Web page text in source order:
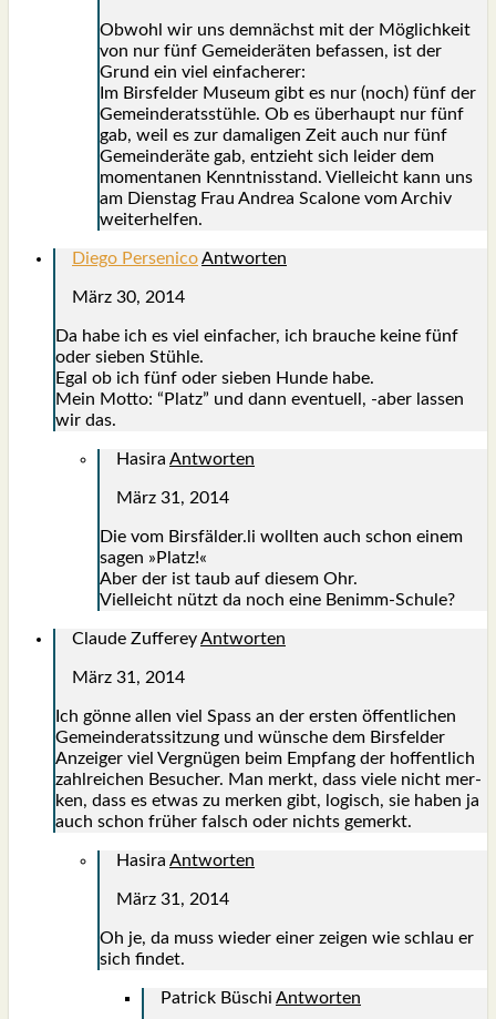
Obwohl wir uns dem­nächst mit der Mög­lich­keit
von nur fünf Gemei­de­rä­ten befas­sen, ist der
Grund ein viel ein­fa­che­rer:
Im Birs­fel­der Muse­um gibt es nur (noch) fünf der
Gemein­de­rats­stüh­le. Ob es über­haupt nur fünf
gab, weil es zur dama­li­gen Zeit auch nur fünf
Gemein­de­rä­te gab, ent­zieht sich lei­der dem
momen­ta­nen Kennt­nis­stand. Viel­leicht kann uns
am Diens­tag Frau Andrea Sca­lo­ne vom Archiv
wei­ter­hel­fen.
Diego PersenicoAntworten
März 30, 2014
Da habe ich es viel ein­fa­cher, ich brau­che kei­ne fünf
oder sie­ben Stüh­le.
Egal ob ich fünf oder sie­ben Hun­de habe.
Mein Mot­to: “Platz” und dann even­tu­ell, ‑aber las­sen
wir das.
Hasira Antworten
März 31, 2014
Die vom Birsfälder.li woll­ten auch schon einem
sagen »Platz!«
Aber der ist taub auf die­sem Ohr.
Viel­leicht nützt da noch eine Benimm-Schu­le?
Claude ZuffereyAntworten
März 31, 2014
Ich gön­ne allen viel Spass an der ers­ten öffent­li­chen
Gemein­de­rats­sit­zung und wün­sche dem Birs­fel­der
Anzei­ger viel Ver­gnü­gen beim Emp­fang der hof­fent­lich
zahl­rei­chen Besu­cher. Man merkt, dass vie­le nicht mer­
ken, dass es etwas zu mer­ken gibt, logisch, sie haben ja
auch schon frü­her falsch oder nichts gemerkt.
Hasira Antworten
März 31, 2014
Oh je, da muss wie­der einer zei­gen wie schlau er
sich fin­det.
Patrick Büschi Antworten